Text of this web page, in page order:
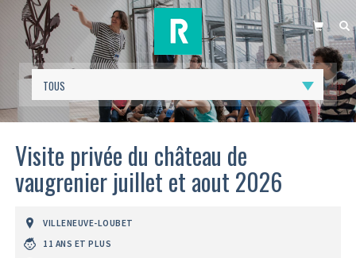
PANIER
Visite privée du château de
vaugrenier juillet et aout 2026
VILLENEUVE-LOUBET
11 ANS ET PLUS